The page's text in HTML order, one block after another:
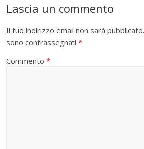
Lascia un commento
Il tuo indirizzo email non sarà pubblicato.
sono contrassegnati*
Commento*